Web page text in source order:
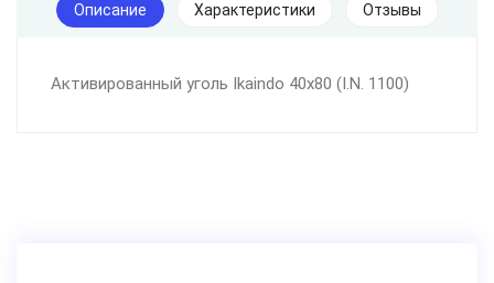
Описание Характеристики Отзывы
Активированный уголь Ikaindo 40x80 (I.N. 1100)